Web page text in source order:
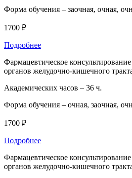
Форма обучения – заочная, очная,
1700 ₽
Подробнее
Фармацевтическое
органов желудочно-кишечного
Академических часов – 36 ч.
Форма обучения – очная, заочная,
1700 ₽
Подробнее
Фармацевтическое
органов желудочно-кишечного